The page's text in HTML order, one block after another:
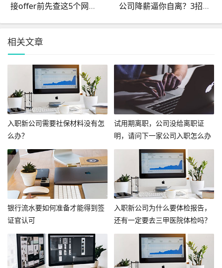
接offer前先查这5个网站！别让垃圾公司毁了你前途 公司降薪逼你自离？3招教你拿赔偿，千万别忍气吞声!
相关文章
入职新公司需要社保材料没有怎
么办？
试用期离职，公司没给离职证
明，请问下一家公司入职怎么办
呢？
银行流水要如何准备才能得到签
证官认可
入职新公司为什么要体检报告，
还有一定要去三甲医院体检吗？